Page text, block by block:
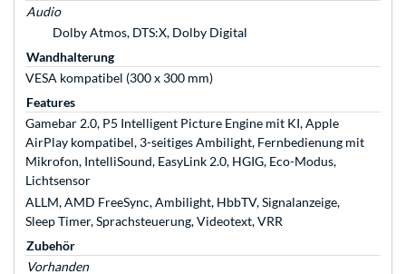
Audio
Dolby Atmos, DTS:X, Dolby Digital
Wandhalterung
VESA kompatibel (300 x 300 mm)
Features
Gamebar 2.0, P5 Intelligent Picture Engine mit KI, Apple
AirPlay kompatibel, 3-seitiges Ambilight, Fernbedienung mit
Mikrofon, IntelliSound, EasyLink 2.0, HGIG, Eco-Modus,
Lichtsensor
ALLM, AMD FreeSync, Ambilight, HbbTV, Signalanzeige,
Sleep Timer, Sprachsteuerung, Videotext, VRR
Zubehör
Vorhanden